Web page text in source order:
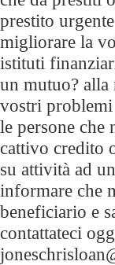
prestito
migliorare la
istituti
un mutuo?
vostri problemi
le persone che
cattivo credito
su attività ad
informare che
beneficiario e
contattateci